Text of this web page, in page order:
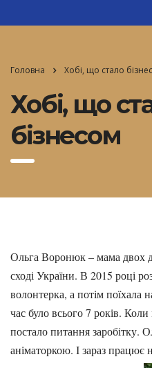
Головна Хобі, що стало
Хобі, що
бізнесом
Ольга Воронюк – мама двох
сході України. В 2015 році
волонтерка, а потім поїхала
час було всього 7 років.
постало питання заробітку.
аніматоркою. І зараз працює